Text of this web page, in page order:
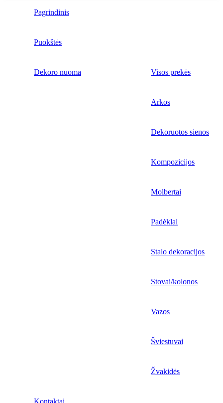
Pagrindinis
Puokštės
Dekoro nuoma Visos prekės
Arkos
Dekoruotos sienos
Kompozicijos
Molbertai
Padėklai
Stalo dekoracijos
Stovai/kolonos
Vazos
Šviestuvai
Žvakidės